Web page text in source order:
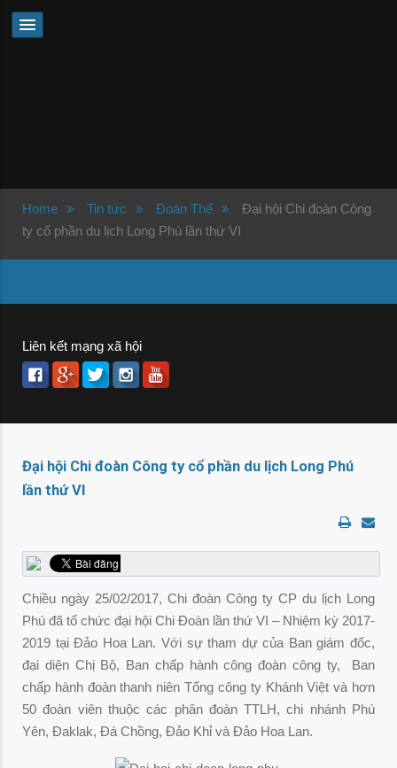
Home Tin tức Đoàn Thể
Đại hội Chi đoàn Công
ty cổ phần du lịch Long Phú lần thứ VI
Liên kết mạng xã hội
Đại hội Chi đoàn Công ty cổ phần du lịch Long Phú
lần thứ VI
Chiều ngày 25/02/2017, Chi đoàn Công ty CP du lịch Long
Phú đã tổ chức đại hội Chi Đoàn lần thứ VI – Nhiệm kỳ 2017-
2019 tại Đảo Hoa Lan. Với sự tham dự của Ban giám đốc,
đại diện Chị Bộ, Ban chấp hành công đoàn công ty, Ban
chấp hành đoàn thanh niên Tổng công ty Khánh Việt và hơn
50 đoàn viên thuộc các phân đoàn TTLH, chi nhánh Phú
Yên, Đaklak, Đá Chồng, Đảo Khỉ và Đảo Hoa Lan.